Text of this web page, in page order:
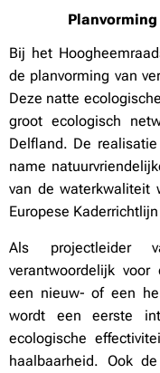
Bij het
de planvorming van
Deze natte
groot ecologisch
Delfland. De
name
van de waterkwaliteit
Europese Kaderrichtlijn
Als projectleider
verantwoordelijk
een nieuw- of een
wordt een eerste
ecologische
haalbaarheid. Ook